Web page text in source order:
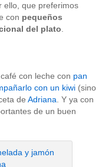
ello, que preferimos
con pequeños
del plato
con leche con pan
con un kiwi (sino
de Adriana . Y ya con
de un buen